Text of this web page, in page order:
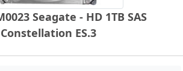
Seagate - HD 1TB SAS
Constellation ES.3